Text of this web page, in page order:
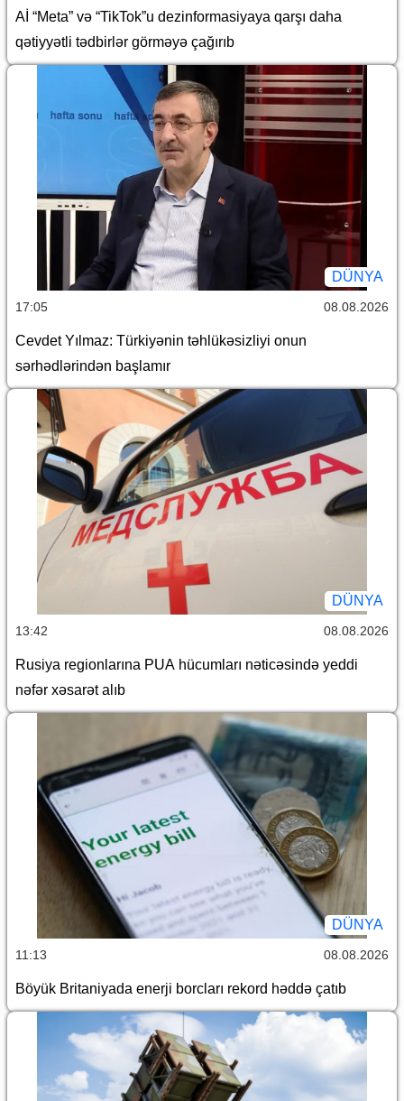
Aİ “Meta” və “TikTok”u dezinformasiyaya qarşı daha
qətiyyətli tədbirlər görməyə çağırıb
DÜNYA
17:05 08.08.2026
Cevdet Yılmaz: Türkiyənin təhlükəsizliyi onun
sərhədlərindən başlamır
DÜNYA
13:42 08.08.2026
Rusiya regionlarına PUA hücumları nəticəsində yeddi
nəfər xəsarət alıb
DÜNYA
11:13 08.08.2026
Böyük Britaniyada enerji borcları rekord həddə çatıb